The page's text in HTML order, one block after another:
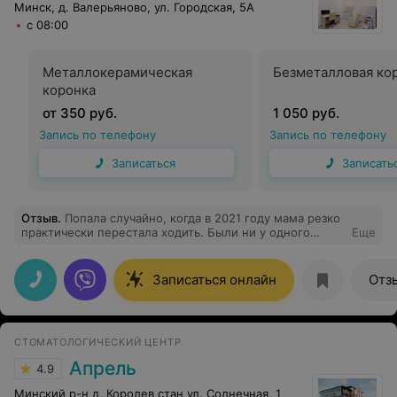
Минск, д. Валерьяново, ул. Городская, 5А
с 08:00
Металлокерамическая
коронка
от 350 руб.
Запись по телефону
Записаться
Безметалловая
1 050 руб.
Запись по телефону
Отзыв. Попала случайно, когда в 2021 году мама резко
практически перестала ходить. Были ни у одного
удивлена, что Оьга Евгеньевна сначала расспрашивала
долго, потом проводила тесты и после этого всего
вердикт, остальные зачастую сразу просили бумаги,
если какие-то есть, на основании них назначалось
лечение. В 2022 после ковида сама захотела именно к
лечение, даже на перспективу сработали, сейчас это
очень облегчает мою жизнь. Лишних обследований
назначений не предлагает, а значит денежка целее.
Еще
Записаться онлайн
СТОМАТОЛОГИЧЕСКИЙ ЦЕНТР
4.9 Апрель
Минский р-н д. Королев стан ул. Солнечная, 1